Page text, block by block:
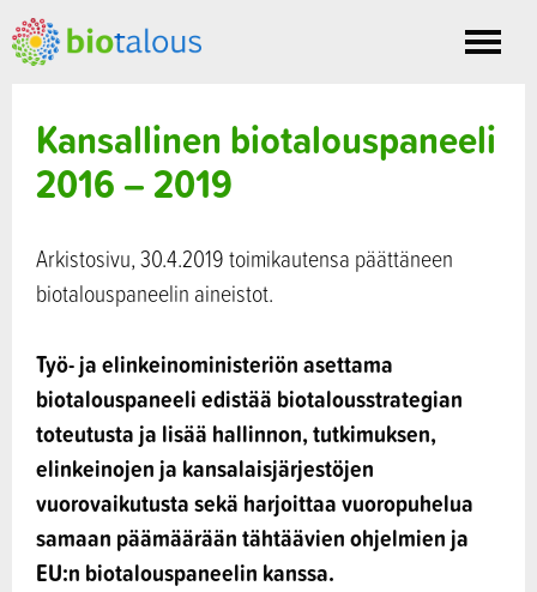
Toggle
Kansallinen biotalouspaneeli
2016 – 2019
Arkistosivu, 30.4.2019 toimikautensa päättäneen
biotalouspaneelin aineistot.
Työ- ja elinkeinoministeriön asettama
biotalouspaneeli edistää biotalousstrategian
toteutusta ja lisää hallinnon, tutkimuksen,
elinkeinojen ja kansalaisjärjestöjen
vuorovaikutusta sekä harjoittaa vuoropuhelua
samaan päämäärään tähtäävien ohjelmien ja
EU:n biotalouspaneelin kanssa.